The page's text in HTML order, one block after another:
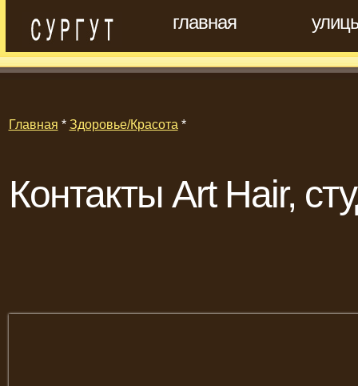
главная
Главная * Здоровье/Красота *
Контакты Art Hair,